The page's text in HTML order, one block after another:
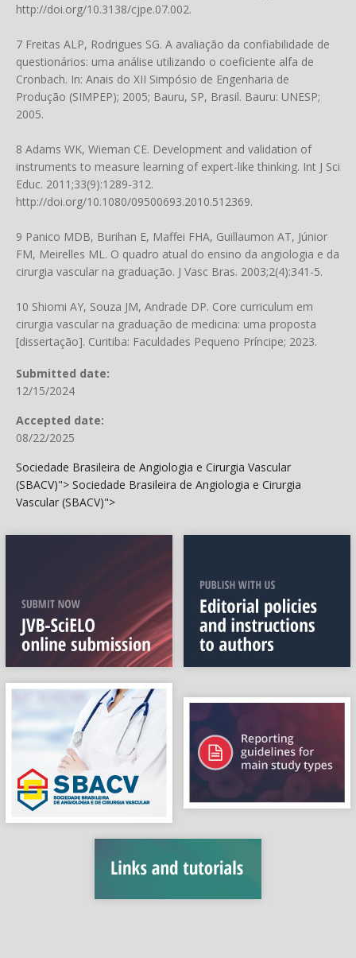
http://doi.org/10.3138/cjpe.07.002.
7 Freitas ALP, Rodrigues SG. A avaliação da confiabilidade de
questionários: uma análise utilizando o coeficiente alfa de
Cronbach. In: Anais do XII Simpósio de Engenharia de
Produção (SIMPEP); 2005; Bauru, SP, Brasil. Bauru: UNESP;
2005.
8 Adams WK, Wieman CE. Development and validation of
instruments to measure learning of expert-like thinking. Int J Sci
Educ. 2011;33(9):1289-312.
http://doi.org/10.1080/09500693.2010.512369.
9 Panico MDB, Burihan E, Maffei FHA, Guillaumon AT, Júnior
FM, Meirelles ML. O quadro atual do ensino da angiologia e da
cirurgia vascular na graduação. J Vasc Bras. 2003;2(4):341-5.
10 Shiomi AY, Souza JM, Andrade DP. Core curriculum em
cirurgia vascular na graduação de medicina: uma proposta
[dissertação]. Curitiba: Faculdades Pequeno Príncipe; 2023.
Submitted date:
12/15/2024
Accepted date:
08/22/2025
Sociedade Brasileira de Angiologia e Cirurgia Vascular
(SBACV)"> Sociedade Brasileira de Angiologia e Cirurgia
Vascular (SBACV)">